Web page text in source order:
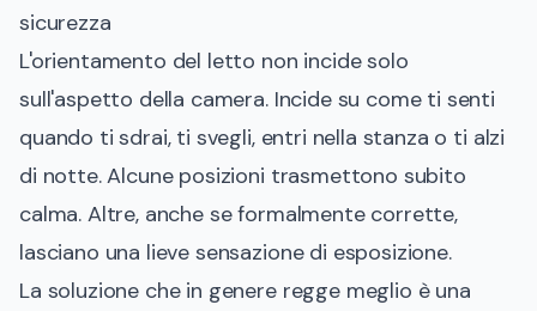
sicurezza
L'orientamento del letto non incide solo
sull'aspetto della camera. Incide su come ti senti
quando ti sdrai, ti svegli, entri nella stanza o ti alzi
di notte. Alcune posizioni trasmettono subito
calma. Altre, anche se formalmente corrette,
lasciano una lieve sensazione di esposizione.
La soluzione che in genere regge meglio è una